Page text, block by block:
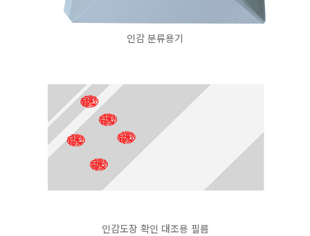
인감 분류용기
인감도장 확인 대조용 필름